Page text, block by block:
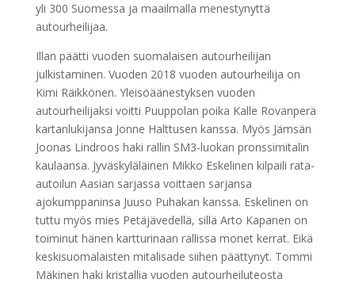
yli 300 Suomessa ja maailmalla menestynyttä
autourheilijaa.
Illan päätti vuoden suomalaisen autourheilijan
julkistaminen. Vuoden 2018 vuoden autourheilija on
Kimi Räikkönen. Yleisöäänestyksen vuoden
autourheilijaksi voitti Puuppolan poika Kalle Rovanperä
kartanlukijansa Jonne Halttusen kanssa. Myös Jämsän
Joonas Lindroos haki rallin SM3-luokan pronssimitalin
kaulaansa. Jyväskyläläinen Mikko Eskelinen kilpaili rata-
autoilun Aasian sarjassa voittaen sarjansa
ajokumppaninsa Juuso Puhakan kanssa. Eskelinen on
tuttu myös mies Petäjävedellä, sillä Arto Kapanen on
toiminut hänen kartturinaan rallissa monet kerrat. Eikä
keskisuomalaisten mitalisade siihen päättynyt. Tommi
Mäkinen haki kristallia vuoden autourheiluteosta